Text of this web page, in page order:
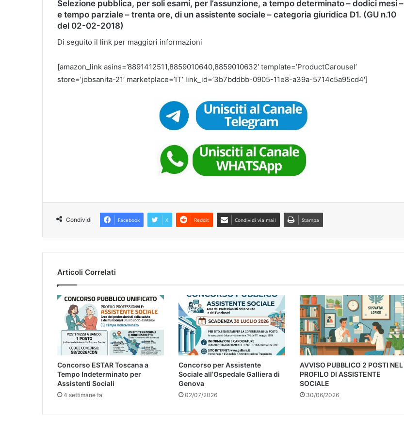
Selezione pubblica, per soli esami, per l’assunzione, a tempo determinato – dodici mesi –
e tempo parziale – trenta ore, di un assistente sociale – categoria giuridica D1. (GU n.10
del 02-02-2018)
Di seguito il link per maggiori informazioni
[amazon_link asins=’8891412511,8859010640,8859010632′ template=’ProductCarousel’
store=’jobsanita-21′ marketplace=’IT’ link_id=’3b7bddbb-0905-11e8-a39a-5714c5a95cd4′]
Condividi Facebook X Reddit Condividi via mail Stampa
Articoli Correlati
Concorso ESTAR Toscana a
Tempo Indeterminato per
Assistenti Sociali
4 settimane fa
Concorso per Assistente
Sociale all’Ospedale Galliera di
Genova
02/07/2026
AVVISO PUBBLICO 2 POSTI NEL
PROFILO DI ASSISTENTE
SOCIALE
30/06/2026